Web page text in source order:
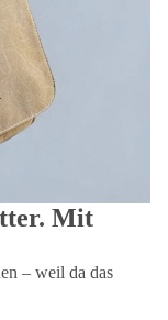
Mit
– weil da das